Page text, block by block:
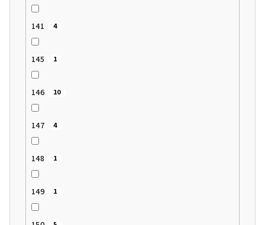
141 4
145 1
146 10
147 4
148 1
149 1